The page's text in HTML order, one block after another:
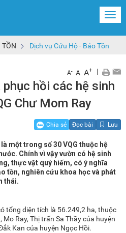
TỒN Dịch vụ Cứu Hộ - Bảo Tồn
A- A A+ |
hồi các hệ sinh
Chư Mom Ray
Chia sẻ Đọc bài Lưu
một trong số 30 VQG thuộc hệ
Chính vì vậy vườn có hệ sinh
thực vật quý hiếm, có ý nghĩa
tồn, nghiên cứu khoa học và phát
thái.
tổng diện tích là 56.249,2 ha, thuộc
Mo Ray, Thị trấn Sa Thầy của huyện
Kan của huyện Ngọc Hồi.